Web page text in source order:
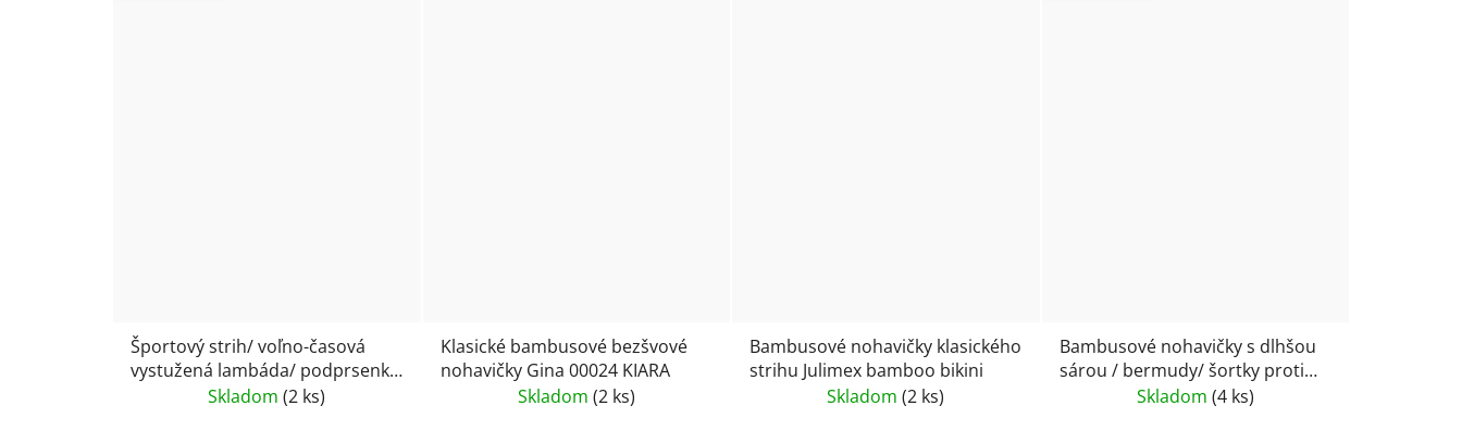
Športový strih/ voľno-časová
vystužená lambáda/ podprsenka
Gina Eco Bamboo 07014
Skladom(2 ks)
Klasické bambusové bezšvové
nohavičky Gina 00024 KIARA
Skladom (2 ks)
Bambusové nohavičky klasického
strihu Julimex bamboo bikini
Skladom(2 ks)
Bambusové nohavičky s dlhšou
sárou / bermudy/ šortky proti
otieraniu stehien GINA 3017
Skladom (4 ks)